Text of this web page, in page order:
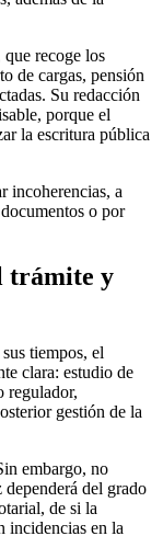
que recoge los
de cargas, pensión
Su redacción
porque el
la escritura pública
incoherencias, a
o por
trámite y
tiempos, el
clara: estudio de
regulador,
gestión de la
embargo, no
del grado
de si la
incidencias en la